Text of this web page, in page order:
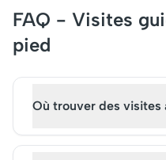
FAQ - Visites
pied
Où trouver des visites